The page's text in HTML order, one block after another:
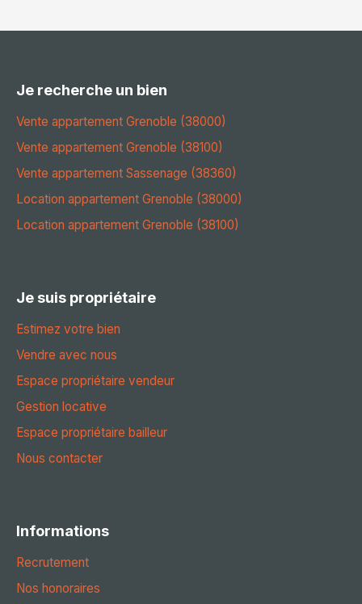
Je recherche un bien
Vente appartement Grenoble (38000)
Vente appartement Grenoble (38100)
Vente appartement Sassenage (38360)
Location appartement Grenoble (38000)
Location appartement Grenoble (38100)
Je suis propriétaire
Estimez votre bien
Vendre avec nous
Espace propriétaire vendeur
Gestion locative
Espace propriétaire bailleur
Nous contacter
Informations
Recrutement
Nos honoraires